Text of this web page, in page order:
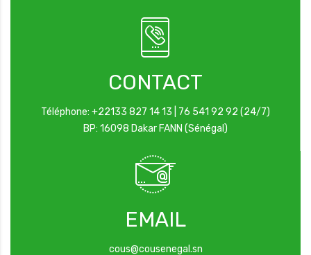
CONTACT
Téléphone: +22133 827 14 13 | 76 541 92 92 (24/7)
BP: 16098 Dakar FANN (Sénégal)
EMAIL
cous@cousenegal.sn